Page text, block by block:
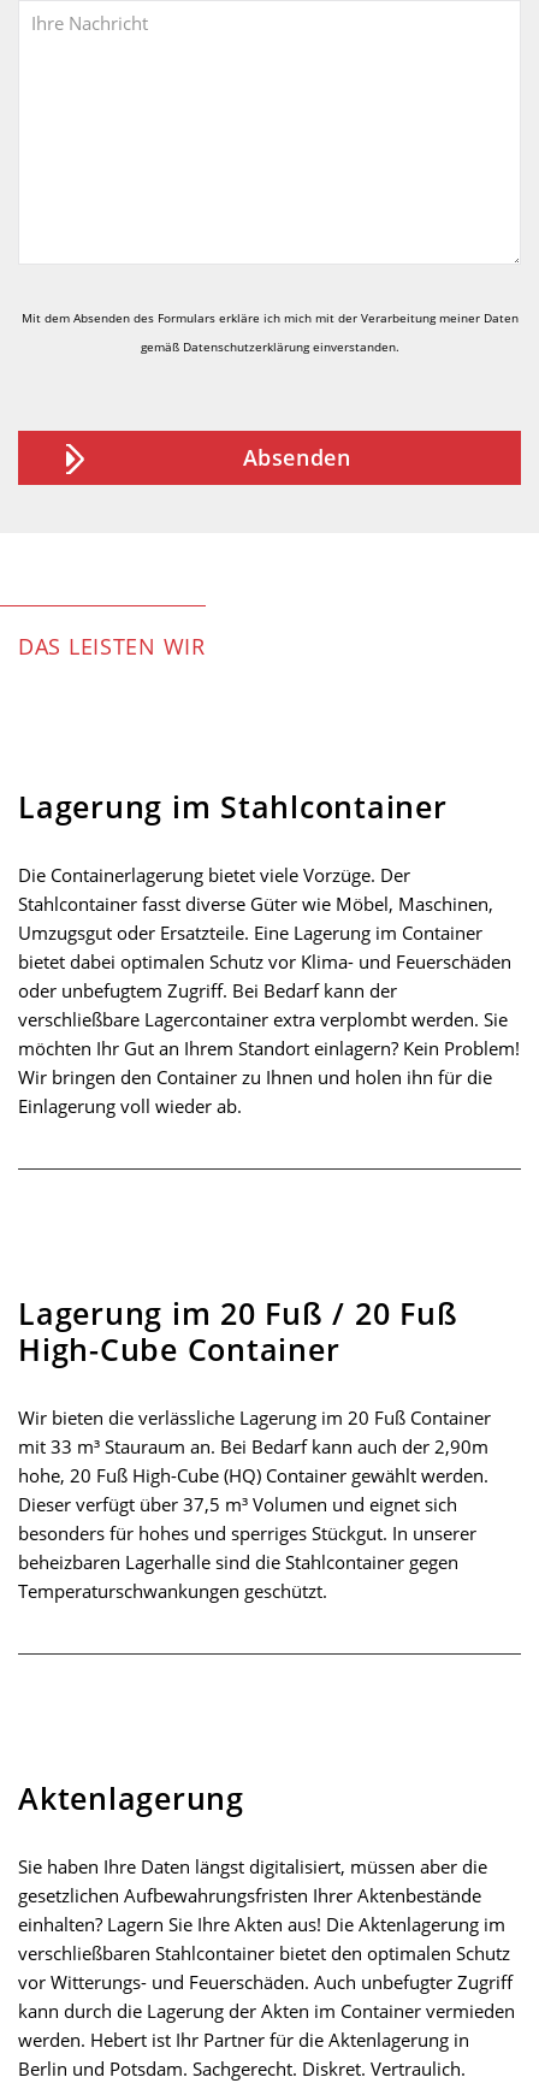
Ihre Nachricht
Mit dem Absenden des Formulars erkläre ich mich mit der Verarbeitung meiner Daten
gemäß Datenschutzerklärungeinverstanden.
DAS LEISTEN WIR
Lagerung im Stahlcontainer
Die Containerlagerung bietet viele Vorzüge. Der
Stahlcontainer fasst diverse Güter wie Möbel, Maschinen,
Umzugsgut oder Ersatzteile. Eine Lagerung im Container
bietet dabei optimalen Schutz vor Klima- und Feuerschäden
oder unbefugtem Zugriff. Bei Bedarf kann der
verschließbare Lagercontainer extra verplombt werden. Sie
möchten Ihr Gut an Ihrem Standort einlagern? Kein Problem!
Wir bringen den Container zu Ihnen und holen ihn für die
Einlagerung voll wieder ab.
Lagerung im 20 Fuß / 20 Fuß
High-Cube Container
Wir bieten die verlässliche Lagerung im 20 Fuß Container
mit 33 m³ Stauraum an. Bei Bedarf kann auch der 2,90m
hohe, 20 Fuß High-Cube (HQ) Container gewählt werden.
Dieser verfügt über 37,5 m³ Volumen und eignet sich
besonders für hohes und sperriges Stückgut. In unserer
beheizbaren Lagerhalle sind die Stahlcontainer gegen
Temperaturschwankungen geschützt.
Aktenlagerung
Sie haben Ihre Daten längst digitalisiert, müssen aber die
gesetzlichen Aufbewahrungsfristen Ihrer Aktenbestände
einhalten? Lagern Sie Ihre Akten aus! Die Aktenlagerung im
verschließbaren Stahlcontainer bietet den optimalen Schutz
vor Witterungs- und Feuerschäden. Auch unbefugter Zugriff
kann durch die Lagerung der Akten im Container vermieden
werden. Hebert ist Ihr Partner für die Aktenlagerung in
Berlin und Potsdam. Sachgerecht. Diskret. Vertraulich.